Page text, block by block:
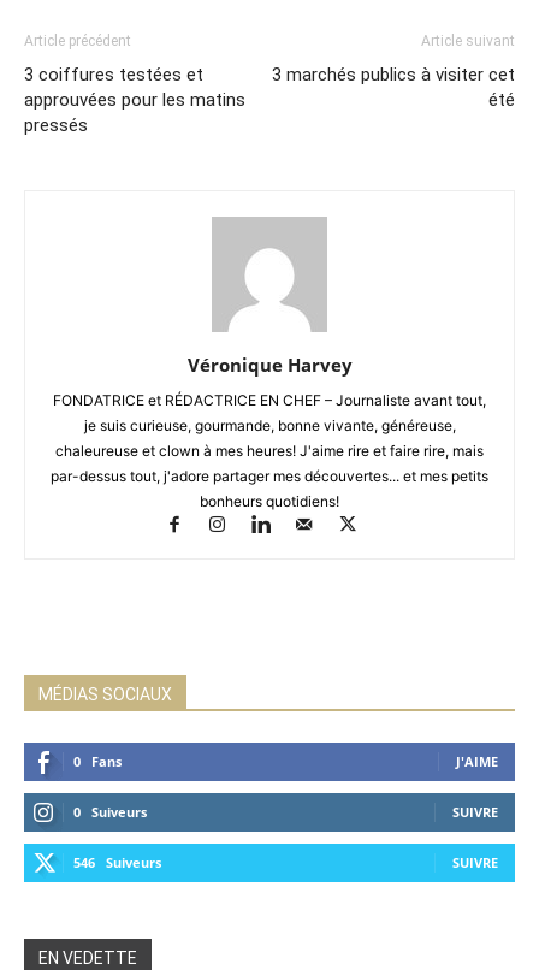
Article précédent
3 coiffures testées et
approuvées pour les matins
pressés
Article suivant
3 marchés publics à visiter cet
été
Véronique Harvey
FONDATRICE et RÉDACTRICE EN CHEF – Journaliste avant tout,
je suis curieuse, gourmande, bonne vivante, généreuse,
chaleureuse et clown à mes heures! J'aime rire et faire rire, mais
par-dessus tout, j'adore partager mes découvertes... et mes petits
bonheurs quotidiens!
MÉDIAS SOCIAUX
0 Fans J'AIME
0 Suiveurs SUIVRE
546 Suiveurs SUIVRE
EN VEDETTE